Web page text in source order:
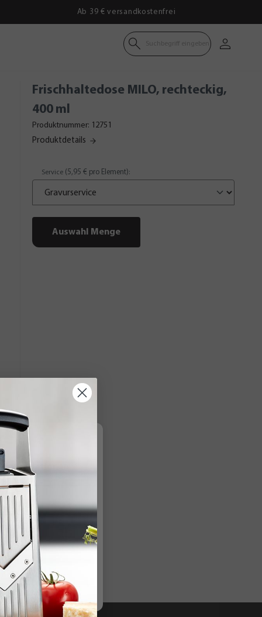
Ab 39 € versandkostenfrei
Suchbegriff eingeben
Frischhaltedose MILO, rechteckig,
400 ml
Produktnummer: 12751
Produktdetails
Service (5,95 € pro Element):
Auswahl Menge
Informationen